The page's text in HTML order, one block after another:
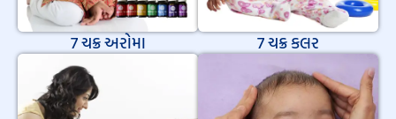
7 ચક્ર અરોમા 7 ચક્ર કલર